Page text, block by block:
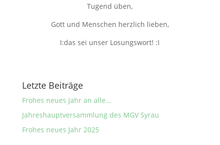
Tugend üben,
Gott und Menschen herzlich lieben,
Ι:das sei unser Losungswort! :Ι
Letzte Beiträge
Frohes neues Jahr an alle…
Jahreshauptversammlung des MGV Syrau
Frohes neues Jahr 2025